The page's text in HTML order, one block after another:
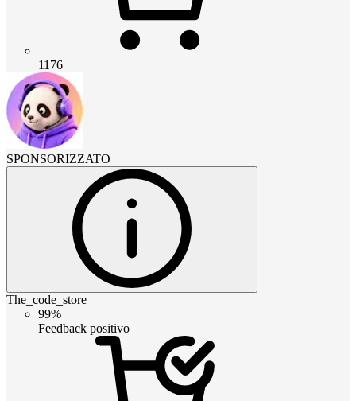
1176
SPONSORIZZATO
The_code_store
99%
Feedback positivo